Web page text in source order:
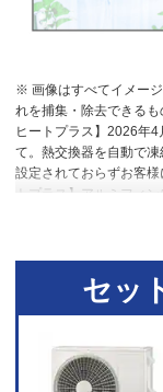
※ 画像はすべてイメージ
れを捕集・除去できるも
ヒートプラス】2026年
て。熱交換器を自動で
設定されておらずお客様
トプラス】アルミフィ
抑制】閉鎖された実験
効果を示すものではあ
室温・湿度が上昇する
2026年4月時点で販売
ップにステンレスを採用
セッ